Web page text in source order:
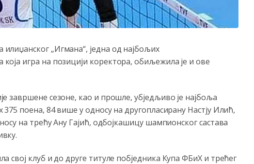
„Игмана“, једна од најбољих
игра на позицији коректора, обиљежила је и ове
завршене сезоне, као и прошле, убједљиво је најбоља
поена, 84 више у односу на другопласирану Настју Илић,
на трећу Ану Гајић, одбојкашицу шампионског састава
свој клуб и до друге титуле побједника Купа ФБиХ и трећег